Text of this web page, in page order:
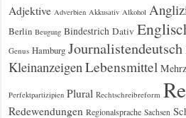
Adjektive Adverbien Akkusativ Alkohol
Berlin Beugung Bindestrich Dativ
Genus Hamburg Journalistendeutsch
KleinanzeigenLebensmittel
Perfektpartizipien Plural Rechtschreibreform
Redewendungen Regionalsprache Sachsen